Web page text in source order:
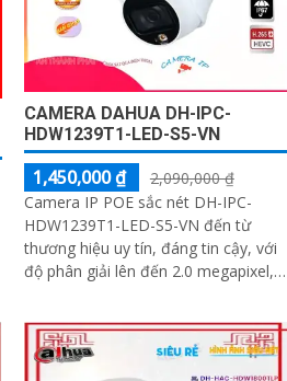
CAMERA DAHUA DH-IPC-
HDW1239T1-LED-S5-VN
1,450,000 ₫
2,090,000 ₫
Camera IP POE sắc nét DH-IPC-
HDW1239T1-LED-S5-VN đến từ
thương hiệu uy tín, đáng tin cậy, với
độ phân giải lên đến 2.0 megapixel,
đúng tiêu chuẩn